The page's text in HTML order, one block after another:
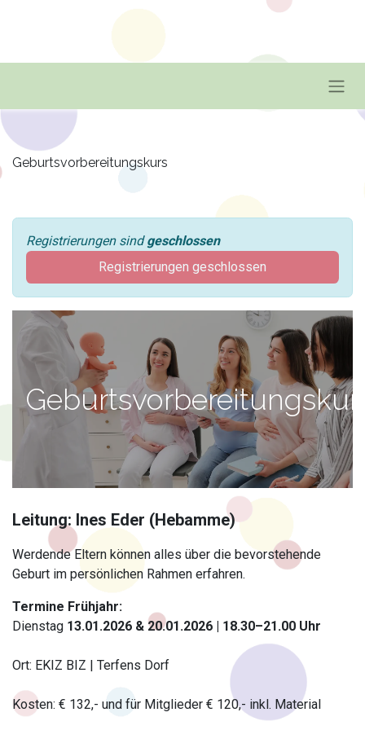
Geburtsvorbereitungskurs
Registrierungen sindgeschlossen
Registrierungen geschlossen
Leitung: Ines Eder (Hebamme)
Werdende Eltern können alles über die bevorstehende
Geburt im persönlichen Rahmen erfahren.
Termine Frühjahr:
Dienstag 13.01.2026 & 20.01.2026 | 18.30–21.00 Uhr
Ort: EKIZ BIZ | Terfens Dorf
Kosten: € 132,- und für Mitglieder € 120,- inkl. Material